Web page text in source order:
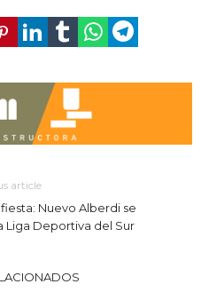
article
Nuevo Alberdi se
Deportiva del Sur